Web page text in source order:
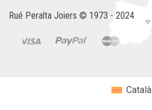
Rué Peralta Joiers © 1973 - 2024
Català